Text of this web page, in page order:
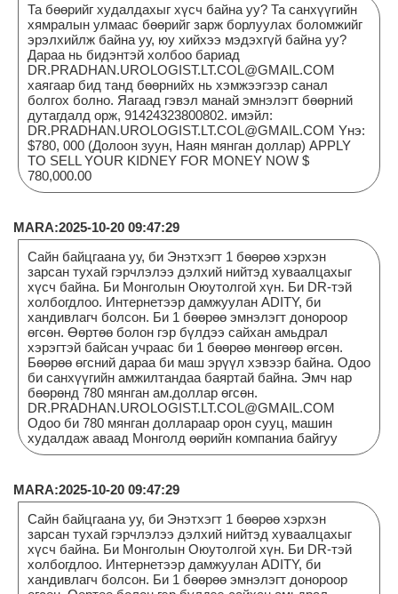
Та бөөрийг худалдахыг хүсч байна уу? Та санхүүгийн
хямралын улмаас бөөрийг зарж борлуулах боломжийг
эрэлхийлж байна уу, юу хийхээ мэдэхгүй байна уу?
Дараа нь бидэнтэй холбоо бариад
DR.PRADHAN.UROLOGIST.LT.COL@GMAIL.COM
хаягаар бид танд бөөрнийх нь хэмжээгээр санал
болгох болно. Яагаад гэвэл манай эмнэлэгт бөөрний
дутагдалд орж, 91424323800802. имэйл:
DR.PRADHAN.UROLOGIST.LT.COL@GMAIL.COM Yнэ:
$780, 000 (Долоон зуун, Наян мянган доллар) APPLY
TO SELL YOUR KIDNEY FOR MONEY NOW $
780,000.00
MARA:2025-10-20 09:47:29
Сайн байцгаана уу, би Энэтхэгт 1 бөөрөө хэрхэн
зарсан тухай гэрчлэлээ дэлхий нийтэд хуваалцахыг
хүсч байна. Би Монголын Оюутолгой хүн. Би DR-тэй
холбогдлоо. Интернетээр дамжуулан ADITY, би
хандивлагч болсон. Би 1 бөөрөө эмнэлэгт донороор
өгсөн. Өөртөө болон гэр бүлдээ сайхан амьдрал
хэрэгтэй байсан учраас би 1 бөөрөө мөнгөөр өгсөн.
Бөөрөө өгсний дараа би маш эрүүл хэвээр байна. Одоо
би санхүүгийн амжилтандаа баяртай байна. Эмч нар
бөөрөнд 780 мянган ам.доллар өгсөн.
DR.PRADHAN.UROLOGIST.LT.COL@GMAIL.COM
Одоо би 780 мянган доллараар орон сууц, машин
худалдаж аваад Монголд өөрийн компаниа байгуу
MARA:2025-10-20 09:47:29
Сайн байцгаана уу, би Энэтхэгт 1 бөөрөө хэрхэн
зарсан тухай гэрчлэлээ дэлхий нийтэд хуваалцахыг
хүсч байна. Би Монголын Оюутолгой хүн. Би DR-тэй
холбогдлоо. Интернетээр дамжуулан ADITY, би
хандивлагч болсон. Би 1 бөөрөө эмнэлэгт донороор